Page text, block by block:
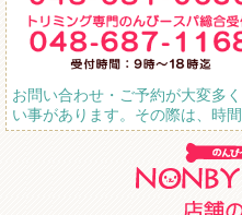
お問い合わせ・ご予約が大変多
い事があります。その際は、時